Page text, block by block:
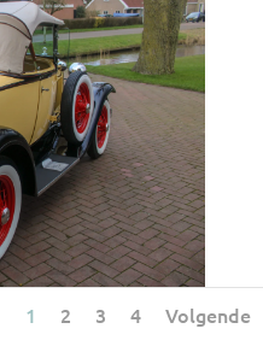
1 2 3 4 Volgende